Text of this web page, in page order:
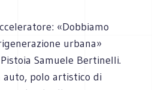
«Dobbiamo
urbana»
Samuele Bertinelli.
auto, polo artistico di